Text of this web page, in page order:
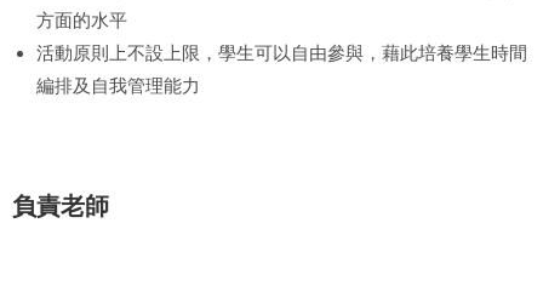
方面的水平
活動原則上不設上限，學生可以自由參與，藉此培養學生時間
編排及自我管理能力
負責老師